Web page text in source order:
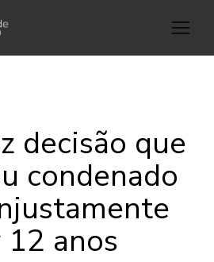
decisão que
condenado
12 anos